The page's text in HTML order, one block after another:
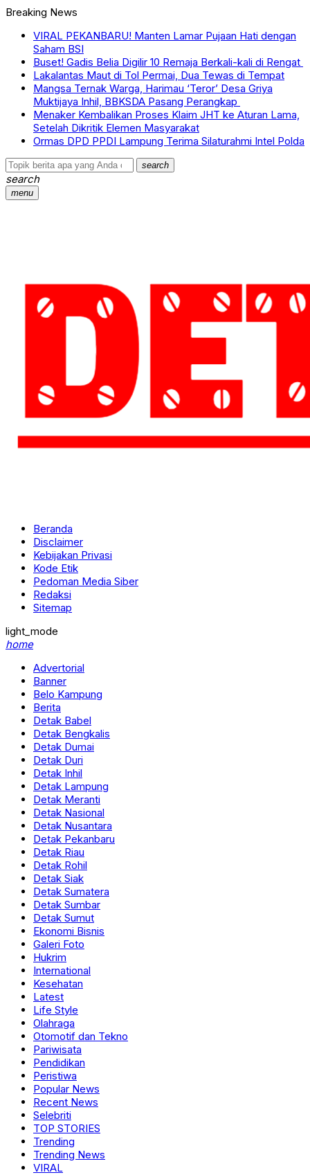
Breaking News
VIRAL PEKANBARU! Manten Lamar Pujaan Hati dengan
Saham BSI
Buset! Gadis Belia Digilir 10 Remaja Berkali-kali di Rengat
Lakalantas Maut di Tol Permai, Dua Tewas di Tempat
Mangsa Ternak Warga, Harimau ‘Teror’ Desa Griya
Muktijaya Inhil, BBKSDA Pasang Perangkap
Menaker Kembalikan Proses Klaim JHT ke Aturan Lama,
Setelah Dikritik Elemen Masyarakat
Ormas DPD PPDI Lampung Terima Silaturahmi Intel Polda
search
search
menu
Beranda
Disclaimer
Kebijakan Privasi
Kode Etik
Pedoman Media Siber
Redaksi
Sitemap
light_mode
home
Advertorial
Banner
Belo Kampung
Berita
Detak Babel
Detak Bengkalis
Detak Dumai
Detak Duri
Detak Inhil
Detak Lampung
Detak Meranti
Detak Nasional
Detak Nusantara
Detak Pekanbaru
Detak Riau
Detak Rohil
Detak Siak
Detak Sumatera
Detak Sumbar
Detak Sumut
Ekonomi Bisnis
Galeri Foto
Hukrim
International
Kesehatan
Latest
Life Style
Olahraga
Otomotif dan Tekno
Pariwisata
Pendidikan
Peristiwa
Popular News
Recent News
Selebriti
TOP STORIES
Trending
Trending News
VIRAL